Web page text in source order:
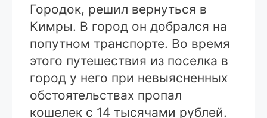
Городок, решил вернуться в
Кимры. В город он добрался на
попутном транспорте. Во время
этого путешествия из поселка в
город у него при невыясненных
обстоятельствах пропал
кошелек с 14 тысячами рублей.